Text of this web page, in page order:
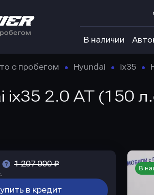
В наличии
с пробегом Hyundai ix35
ix35 2.0 AT (150
В
1 207 000 ₽
в кредит